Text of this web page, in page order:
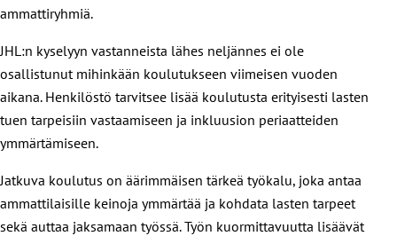
ammattiryhmiä.
JHL:n kyselyyn vastanneista lähes neljännes ei ole
osallistunut mihinkään koulutukseen viimeisen vuoden
aikana. Henkilöstö tarvitsee lisää koulutusta erityisesti lasten
tuen tarpeisiin vastaamiseen ja inkluusion periaatteiden
ymmärtämiseen.
Jatkuva koulutus on äärimmäisen tärkeä työkalu, joka antaa
ammattilaisille keinoja ymmärtää ja kohdata lasten tarpeet
sekä auttaa jaksamaan työssä. Työn kuormittavuutta lisäävät